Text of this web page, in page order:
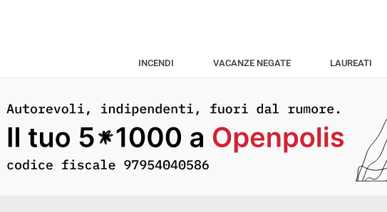
INCENDI VACANZE NEGATE LAUREATI